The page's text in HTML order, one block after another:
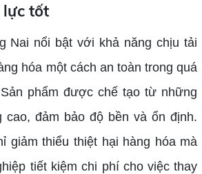
lực tốt
Nai nổi bật với khả năng chịu tải
hóa một cách an toàn trong quá
phẩm được chế tạo từ những
cao, đảm bảo độ bền và ổn định.
giảm thiểu thiệt hại hàng hóa mà
tiết kiệm chi phí cho việc thay